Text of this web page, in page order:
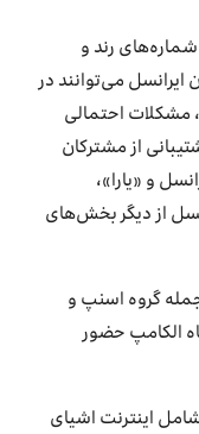
پرتال حراج شماره‌های رند و
ایرانسل می‌توانند در
مشکلات احتمالی
از مشترکان
و «یارا»،
از دیگر بخش‌های
گروه اسنپ و
الکامپ حضور
اینترنت اشیای